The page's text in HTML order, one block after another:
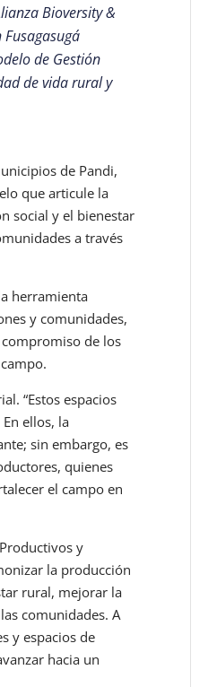
Bioversity &
de Gestión
de vida rural y
de Pandi,
que articule la
social y el bienestar
a través
herramienta
y comunidades,
de los
“Estos espacios
ellos, la
sin embargo, es
quienes
el campo en
y
la producción
rural, mejorar la
comunidades. A
y espacios de
hacia un